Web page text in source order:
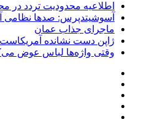
اطلاعیه محدودیت تردد در
آسوشیتدپرس: صدها نظامی
ماجرای جذاب عمان
ژاپن دست نشانده آمریکاست
وقتی واژه‌ها لباس عوض